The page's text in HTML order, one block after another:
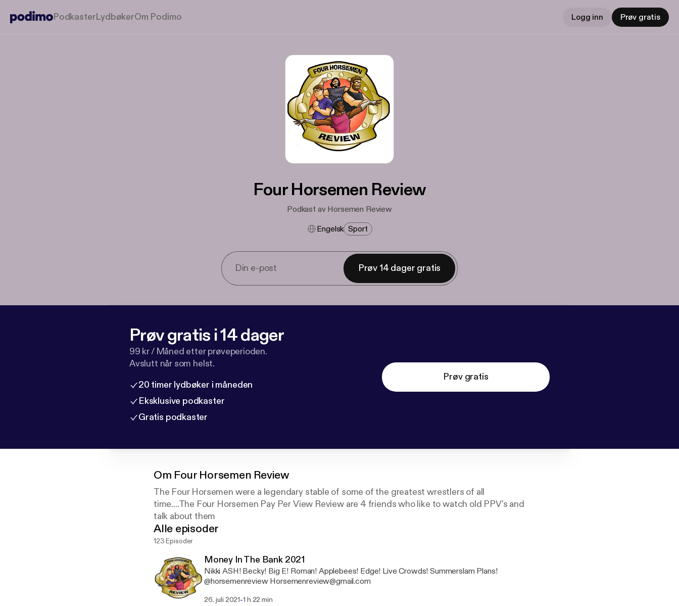
PodkasterLydbøkerOm Podimo Logg inn Prøv gratis
Four Horsemen Review
Podkast av Horsemen Review
Engelsk Sport
Prøv 14 dager gratis
Prøv gratis i 14 dager
99 kr / Måned etter prøveperioden.
Avslutt når som helst.
20 timer lydbøker i måneden
Eksklusive podkaster
Gratis podkaster
Prøv gratis
Om Four Horsemen Review
The Four Horsemen were a legendary stable of some of the greatest wrestlers of all
time....The Four Horsemen Pay Per View Review are 4 friends who like to watch old PPV's and
talk about them
Alle episoder
123 Episoder
Money In The Bank 2021
Nikki ASH! Becky! Big E! Roman! Applebees! Edge! Live Crowds! Summerslam Plans!
@horsemenreview Horsemenreview@gmail.com
26. juli 2021-1 h 22 min